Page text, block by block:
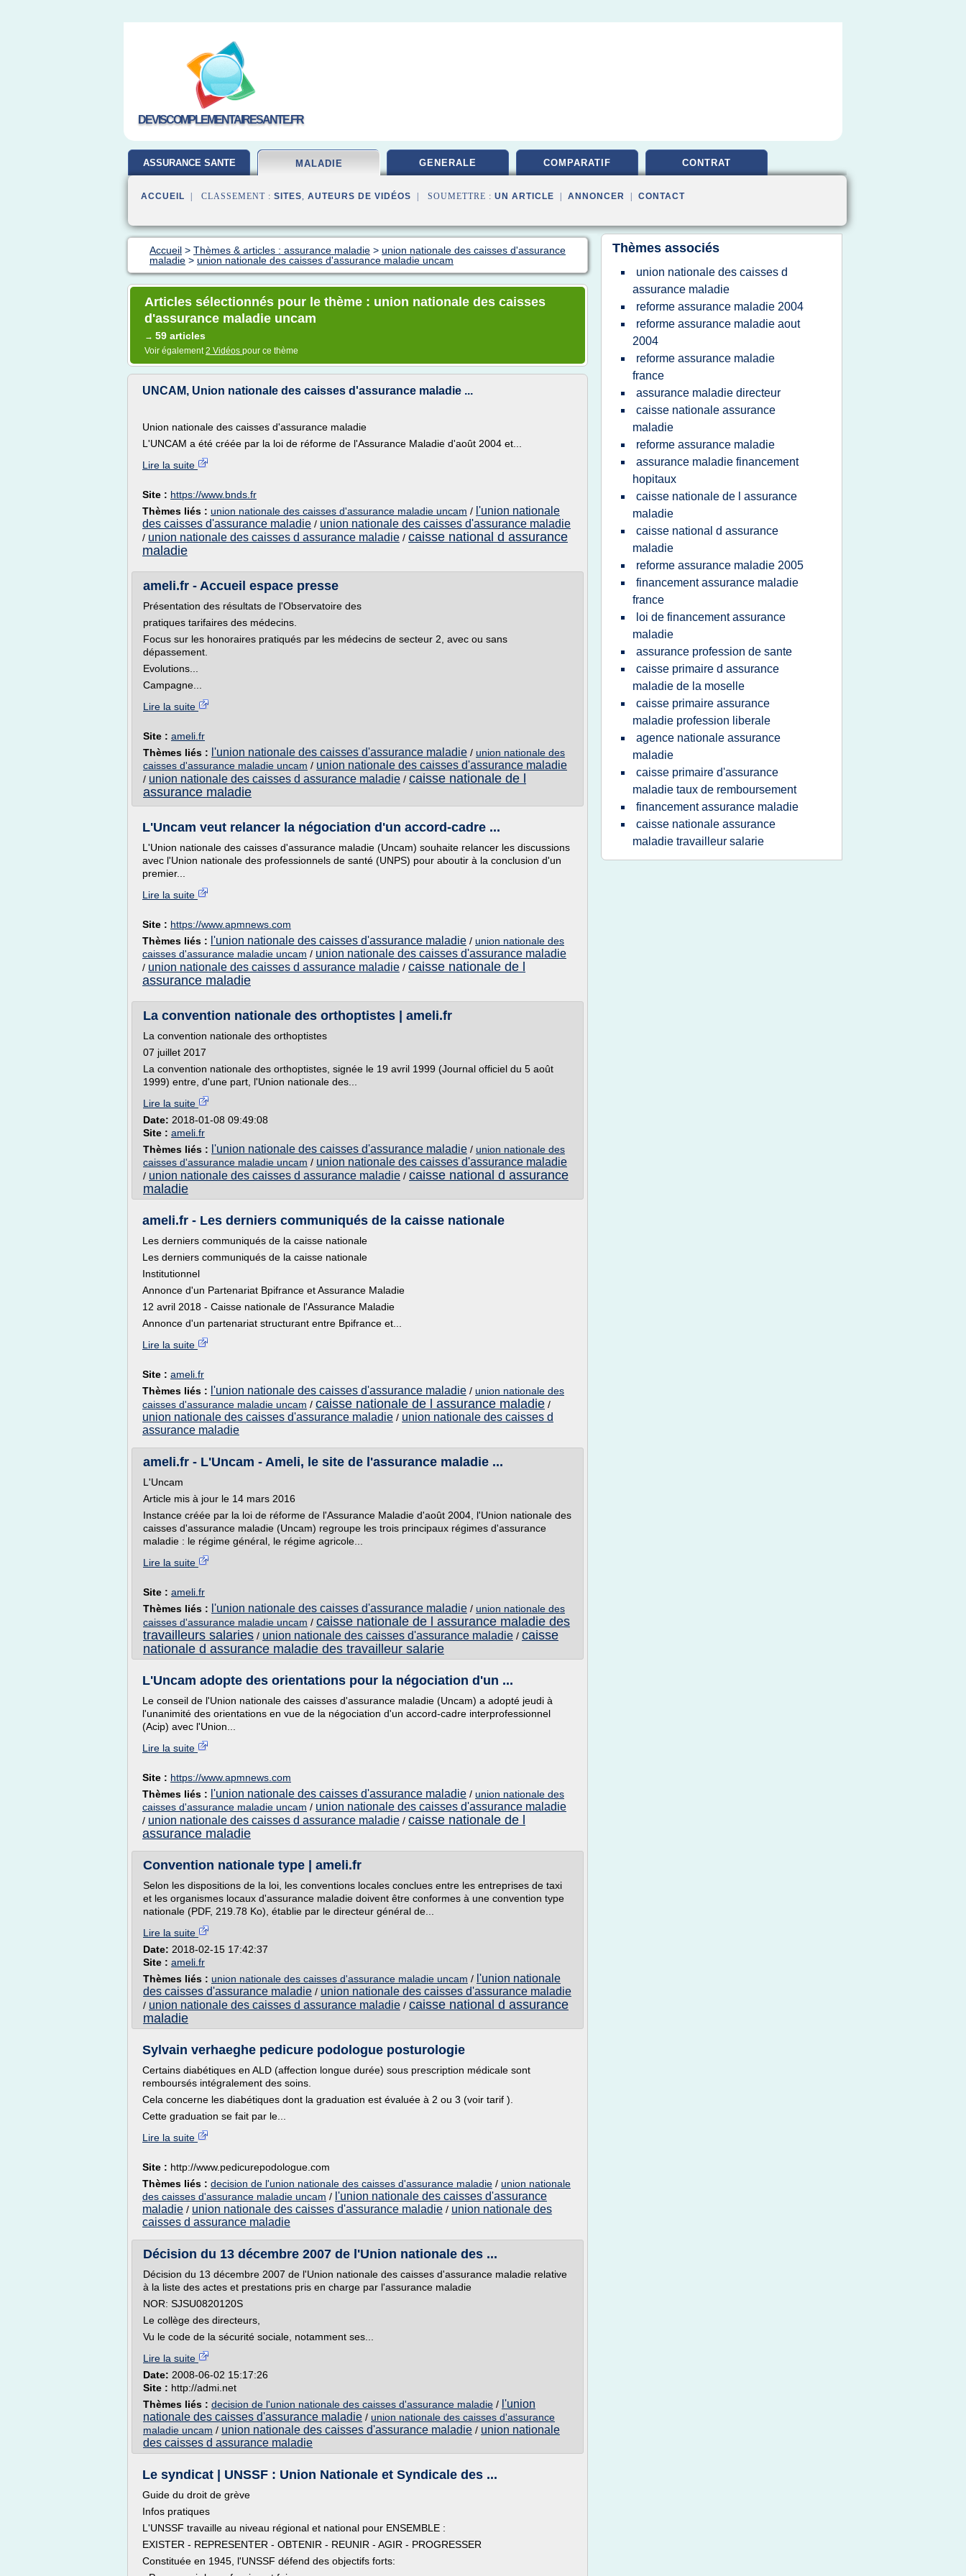
DEVISCOMPLEMENTAIRESANTE.FR
ASSURANCE SANTE MALADIE GENERALE COMPARATIF CONTRAT
ACCUEIL | CLASSEMENT : SITES, AUTEURS DE VIDÉOS | SOUMETTRE : UN ARTICLE ANNONCER CONTACT
Accueil > Thèmes & articles : assurance maladie > union nationale des caisses d'assurance
maladie > union nationale des caisses d'assurance maladie uncam
Articles sélectionnés pour le thème : union nationale des caisses
d'assurance maladie uncam
→ 59 articles
Voir également2 Vidéos pour ce thème
UNCAM, Union nationale des caisses d'assurance maladie ...
Union nationale des caisses d'assurance maladie
L'UNCAM a été créée par la loi de réforme de l'Assurance Maladie d'août 2004 et...
Lire la suite
Site : https://www.bnds.fr
Thèmes liés : union nationale des caisses d'assurance maladie uncam / l'union nationale
des caisses d'assurance maladie / union nationale des caisses d'assurance maladie
/ union nationale des caisses d assurance maladie / caisse national d assurance
maladie
ameli.fr - Accueil espace presse
Présentation des résultats de l'Observatoire des
pratiques tarifaires des médecins.
Focus sur les honoraires pratiqués par les médecins de secteur 2, avec ou sans
dépassement.
Evolutions...
Campagne...
Lire la suite
Site : ameli.fr
Thèmes liés : l'union nationale des caisses d'assurance maladie / union nationale des
caisses d'assurance maladie uncam / union nationale des caisses d'assurance maladie
/ union nationale des caisses d assurance maladie / caisse nationale de l
assurance maladie
L'Uncam veut relancer la négociation d'un accord-cadre ...
L'Union nationale des caisses d'assurance maladie (Uncam) souhaite relancer les discussions
avec l'Union nationale des professionnels de santé (UNPS) pour aboutir à la conclusion d'un
premier...
Lire la suite
Site : https://www.apmnews.com
Thèmes liés : l'union nationale des caisses d'assurance maladie / union nationale des
caisses d'assurance maladie uncam / union nationale des caisses d'assurance maladie
/ union nationale des caisses d assurance maladie / caisse nationale de l
assurance maladie
La convention nationale des orthoptistes | ameli.fr
La convention nationale des orthoptistes
07 juillet 2017
La convention nationale des orthoptistes, signée le 19 avril 1999 (Journal officiel du 5 août
1999) entre, d'une part, l'Union nationale des...
Lire la suite
Date: 2018-01-08 09:49:08
Site : ameli.fr
Thèmes liés : l'union nationale des caisses d'assurance maladie / union nationale des
caisses d'assurance maladie uncam / union nationale des caisses d'assurance maladie
/ union nationale des caisses d assurance maladie / caisse national d assurance
maladie
ameli.fr - Les derniers communiqués de la caisse nationale
Les derniers communiqués de la caisse nationale
Les derniers communiqués de la caisse nationale
Institutionnel
Annonce d'un Partenariat Bpifrance et Assurance Maladie
12 avril 2018 - Caisse nationale de l'Assurance Maladie
Annonce d'un partenariat structurant entre Bpifrance et...
Lire la suite
Site : ameli.fr
Thèmes liés : l'union nationale des caisses d'assurance maladie / union nationale des
caisses d'assurance maladie uncam / caisse nationale de l assurance maladie /
union nationale des caisses d'assurance maladie / union nationale des caisses d
assurance maladie
ameli.fr - L'Uncam - Ameli, le site de l'assurance maladie ...
L'Uncam
Article mis à jour le 14 mars 2016
Instance créée par la loi de réforme de l'Assurance Maladie d'août 2004, l'Union nationale des
caisses d'assurance maladie (Uncam) regroupe les trois principaux régimes d'assurance
maladie : le régime général, le régime agricole...
Lire la suite
Site : ameli.fr
Thèmes liés : l'union nationale des caisses d'assurance maladie / union nationale des
caisses d'assurance maladie uncam / caisse nationale de l assurance maladie des
travailleurs salaries / union nationale des caisses d'assurance maladie / caisse
nationale d assurance maladie des travailleur salarie
L'Uncam adopte des orientations pour la négociation d'un ...
Le conseil de l'Union nationale des caisses d'assurance maladie (Uncam) a adopté jeudi à
l'unanimité des orientations en vue de la négociation d'un accord-cadre interprofessionnel
(Acip) avec l'Union...
Lire la suite
Site : https://www.apmnews.com
Thèmes liés : l'union nationale des caisses d'assurance maladie / union nationale des
caisses d'assurance maladie uncam / union nationale des caisses d'assurance maladie
/ union nationale des caisses d assurance maladie / caisse nationale de l
assurance maladie
Convention nationale type | ameli.fr
Selon les dispositions de la loi, les conventions locales conclues entre les entreprises de taxi
et les organismes locaux d'assurance maladie doivent être conformes à une convention type
nationale (PDF, 219.78 Ko), établie par le directeur général de...
Lire la suite
Date: 2018-02-15 17:42:37
Site : ameli.fr
Thèmes liés : union nationale des caisses d'assurance maladie uncam / l'union nationale
des caisses d'assurance maladie / union nationale des caisses d'assurance maladie
/ union nationale des caisses d assurance maladie / caisse national d assurance
maladie
Sylvain verhaeghe pedicure podologue posturologie
Certains diabétiques en ALD (affection longue durée) sous prescription médicale sont
remboursés intégralement des soins.
Cela concerne les diabétiques dont la graduation est évaluée à 2 ou 3 (voir tarif ).
Cette graduation se fait par le...
Lire la suite
Site : http://www.pedicurepodologue.com
Thèmes liés : decision de l'union nationale des caisses d'assurance maladie / union nationale
des caisses d'assurance maladie uncam / l'union nationale des caisses d'assurance
maladie / union nationale des caisses d'assurance maladie / union nationale des
caisses d assurance maladie
Décision du 13 décembre 2007 de l'Union nationale des ...
Décision du 13 décembre 2007 de l'Union nationale des caisses d'assurance maladie relative
à la liste des actes et prestations pris en charge par l'assurance maladie
NOR: SJSU0820120S
Le collège des directeurs,
Vu le code de la sécurité sociale, notamment ses...
Lire la suite
Date: 2008-06-02 15:17:26
Site : http://admi.net
Thèmes liés : decision de l'union nationale des caisses d'assurance maladie / l'union
nationale des caisses d'assurance maladie / union nationale des caisses d'assurance
maladie uncam / union nationale des caisses d'assurance maladie / union nationale
des caisses d assurance maladie
Le syndicat | UNSSF : Union Nationale et Syndicale des ...
Guide du droit de grève
Infos pratiques
L'UNSSF travaille au niveau régional et national pour ENSEMBLE :
EXISTER - REPRESENTER - OBTENIR - REUNIR - AGIR - PROGRESSER
Constituée en 1945, l'UNSSF défend des objectifs forts:
Thèmes associés
union nationale des caisses d
assurance maladie
reforme assurance maladie 2004
reforme assurance maladie aout
2004
reforme assurance maladie
france
assurance maladie directeur
caisse nationale assurance
maladie
reforme assurance maladie
assurance maladie financement
hopitaux
caisse nationale de l assurance
maladie
caisse national d assurance
maladie
reforme assurance maladie 2005
financement assurance maladie
france
loi de financement assurance
maladie
assurance profession de sante
caisse primaire d assurance
maladie de la moselle
caisse primaire assurance
maladie profession liberale
agence nationale assurance
maladie
caisse primaire d'assurance
maladie taux de remboursement
financement assurance maladie
caisse nationale assurance
maladie travailleur salarie